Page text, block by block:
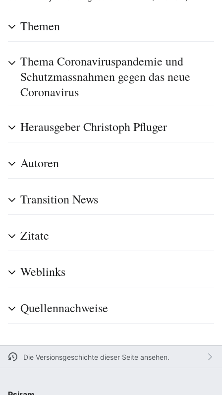
Themen
Thema Coronaviruspandemie und
Schutzmassnahmen gegen das neue
Coronavirus
Herausgeber Christoph Pfluger
Autoren
Transition News
Zitate
Weblinks
Quellennachweise
Die Versionsgeschichte dieser Seite ansehen.